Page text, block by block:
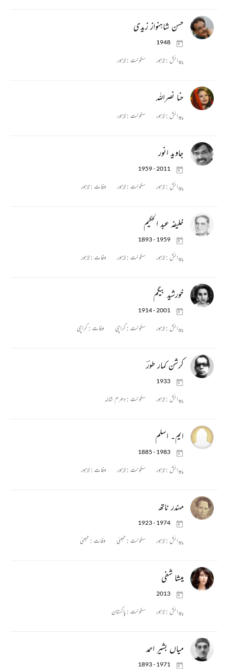
حسن شاہنواز زیدی
1948
پیدائش :لاہور سکونت :لاہور
حنا نصراللہ
پیدائش :لاہور سکونت :لاہور
جاوید انور
1959 - 2011
پیدائش :لاہور سکونت :لاہور وفات :لاہور
خلیفہ عبد الحکیم
1893 - 1959
پیدائش :لاہور سکونت :لاہور وفات :لاہور
خورشید بیگم
1914 - 2001
پیدائش :لاہور سکونت :کراچی وفات :کراچی
کرشن کمار طورؔ
1933
پیدائش :لاہور سکونت :دھرم شالہ
ایم۔ اسلم
1885 - 1983
پیدائش :لاہور سکونت :لاہور وفات :لاہور
مہندر ناتھ
1923 - 1974
پیدائش :لاہور سکونت : ممبئی وفات : ممبئی
میشا شفی
2013
پیدائش :لاہور سکونت : پاکستان
میاں بشیر احمد
1893 - 1971